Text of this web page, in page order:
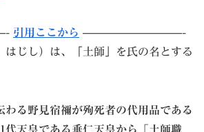
引用ここから —————————-
はじし）は、「土師」を氏の名とする
わる野見宿禰が殉死者の代用品である
代天皇である垂仁天皇から「土師職